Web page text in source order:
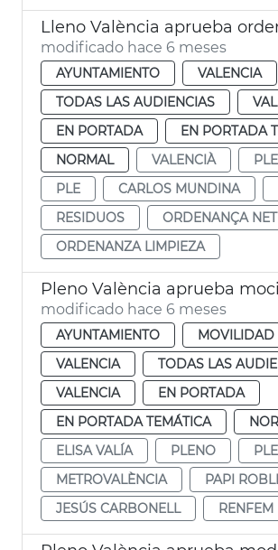
modificado hace 6 meses
AYUNTAMIENTO
VALENCIA
TODAS LAS AUDIENCIAS
EN PORTADA
EN PORTADA
NORMAL
VALENCIÀ
PLE
CARLOS MUNDINA
RESIDUOS
ORDENANÇA
ORDENANZA LIMPIEZA
modificado hace 6 meses
AYUNTAMIENTO
MOVILIDAD
VALENCIA
TODAS LAS
VALENCIA
EN PORTADA
EN PORTADA TEMÁTICA
ELISA VALÍA
PLENO
PLE
METROVALÈNCIA
PAPI
JESÚS CARBONELL
RENFEM